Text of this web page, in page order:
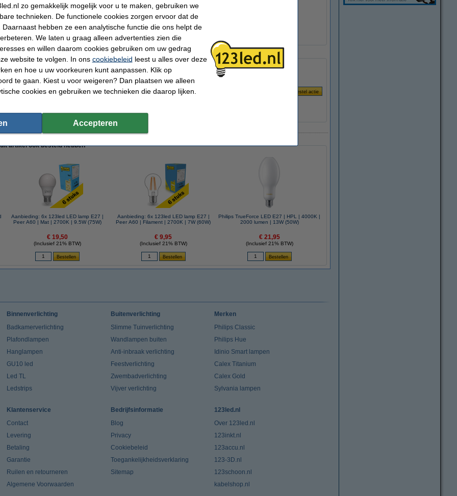
Beschermingsniveau: IP20
Branduren:
25.000 uur
Aan/uitschakelingen:
15.000
Energielabel:
C
Oud voor nieuw: uw oude apparaat
artikel ook besteld hebben
Aanbieding: 6x 123led LED lamp E27 |
Peer A60 | Mat | 2700K | 9.5W (75W)
€ 19,50
(Inclusief 21% BTW)
Aanbieding: 6x 123led LED lamp E27 |
Peer A60 | Filament | 2700K | 7W (60W)
€ 9,95
(Inclusief 21% BTW)
Philips TrueForce LED E27 | HPL | 4000K |
2000 lumen | 13W (50W)
€ 21,95
(Inclusief 21% BTW)
Binnenverlichting
Badkamerverlichting
Plafondlampen
Hanglampen
GU10 led
Led TL
Ledstrips
Buitenverlichting
Slimme Tuinverlichting
Wandlampen buiten
Anti-inbraak verlichting
Feestverlichting
Zwembadverlichting
Vijver verlichting
Merken
Philips Classic
Philips Hue
Idinio Smart lampen
Calex Titanium
Calex Gold
Sylvania lampen
Klantenservice
Contact
Levering
Betaling
Garantie
Ruilen en retourneren
Algemene Voorwaarden
Bedrijfsinformatie
Blog
Privacy
Cookiebeleid
Toegankelijkheidsverklaring
Sitemap
123led.nl
Over 123led.nl
123inkt.nl
123accu.nl
123-3D.nl
123schoon.nl
kabelshop.nl
zo gemakkelijk mogelijk voor u te maken, gebruiken we
technieken. De functionele cookies zorgen ervoor dat de
hebben ze een analytische functie die ons helpt de
We laten u graag alleen advertenties zien die
en willen daarom cookies gebruiken om uw gedrag
website te volgen. In ons cookiebeleid leest u alles over deze
en hoe u uw voorkeuren kunt aanpassen. Klik op
te gaan. Kiest u voor weigeren? Dan plaatsen we alleen
cookies en gebruiken we technieken die daarop lijken.
Accepteren